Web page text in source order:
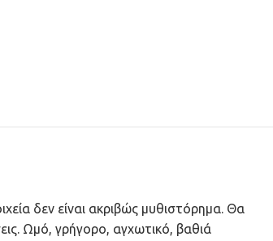
δεν είναι ακριβώς μυθιστόρημα. Θα
Ωμό, γρήγορο, αγχωτικό, βαθιά